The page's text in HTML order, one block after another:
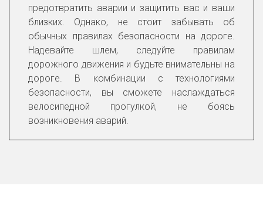
предотвратить аварии и защитить вас и ваши
близких. Однако, не стоит забывать об
обычных правилах безопасности на дороге.
Надевайте шлем, следуйте правилам
дорожного движения и будьте внимательны на
дороге. В комбинации с технологиями
безопасности, вы сможете наслаждаться
велосипедной прогулкой, не боясь
возникновения аварий.